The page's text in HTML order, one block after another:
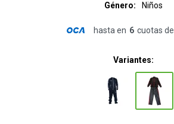
Género Niños
hasta en 6 cuotas de
Variantes: